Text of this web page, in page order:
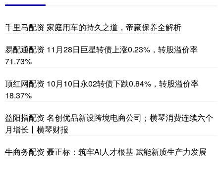
千里马配资 家庭用车的持久之道，帝豪保养全解析
易配通配资 11月28日巨星转债上涨0.23%，转股溢价率
71.73%
顶红网配资 10月10日永02转债下跌0.84%，转股溢价率
18.37%
益阳指配资 名创优品新设跨境电商公司；横琴消费连续六个
月增长丨横琴财报
牛商务配资 聂正标：筑牢AI人才根基 赋能新质生产力发展